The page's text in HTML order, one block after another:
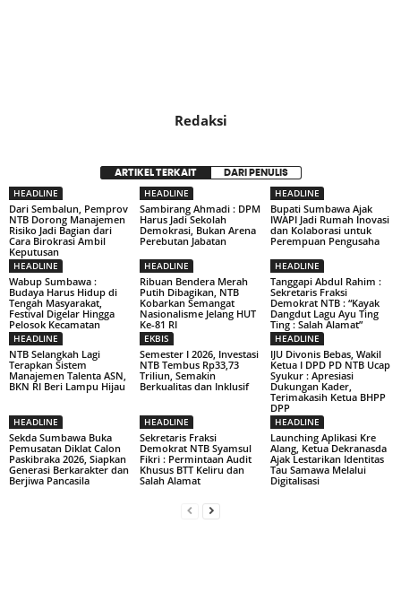
Redaksi
ARTIKEL TERKAIT DARI PENULIS
HEADLINE
Dari Sembalun, Pemprov
NTB Dorong Manajemen
Risiko Jadi Bagian dari
Cara Birokrasi Ambil
Keputusan
HEADLINE
Sambirang Ahmadi : DPM
Harus Jadi Sekolah
Demokrasi, Bukan Arena
Perebutan Jabatan
HEADLINE
Bupati Sumbawa Ajak
IWAPI Jadi Rumah Inovasi
dan Kolaborasi untuk
Perempuan Pengusaha
HEADLINE
Wabup Sumbawa :
Budaya Harus Hidup di
Tengah Masyarakat,
Festival Digelar Hingga
Pelosok Kecamatan
HEADLINE
Ribuan Bendera Merah
Putih Dibagikan, NTB
Kobarkan Semangat
Nasionalisme Jelang HUT
Ke-81 RI
HEADLINE
Tanggapi Abdul Rahim :
Sekretaris Fraksi
Demokrat NTB : “Kayak
Dangdut Lagu Ayu Ting
Ting : Salah Alamat”
HEADLINE
NTB Selangkah Lagi
Terapkan Sistem
Manajemen Talenta ASN,
BKN RI Beri Lampu Hijau
EKBIS
Semester I 2026, Investasi
NTB Tembus Rp33,73
Triliun, Semakin
Berkualitas dan Inklusif
HEADLINE
IJU Divonis Bebas, Wakil
Ketua I DPD PD NTB Ucap
Syukur : Apresiasi
Dukungan Kader,
Terimakasih Ketua BHPP
DPP
HEADLINE
Sekda Sumbawa Buka
Pemusatan Diklat Calon
Paskibraka 2026, Siapkan
Generasi Berkarakter dan
Berjiwa Pancasila
HEADLINE
Sekretaris Fraksi
Demokrat NTB Syamsul
Fikri : Permintaan Audit
Khusus BTT Keliru dan
Salah Alamat
HEADLINE
Launching Aplikasi Kre
Alang, Ketua Dekranasda
Ajak Lestarikan Identitas
Tau Samawa Melalui
Digitalisasi